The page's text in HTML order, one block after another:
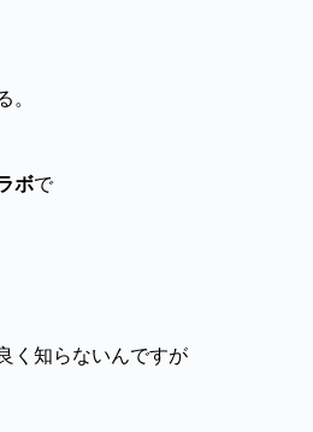
。
ボで
く知らないんですが